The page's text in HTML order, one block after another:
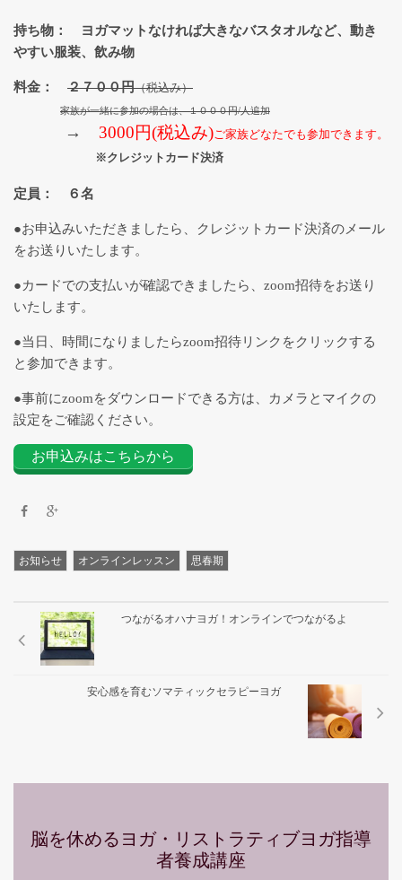
かなえるワーク
持ち物： ヨガマットなければ大きなバスタオルなど、動き
やすい服装、飲み物
料金： ２７００円（税込み）
家族が一緒に参加の場合は、１０００円/人追加
→ 3000円(税込み) ご家族どなたでも参加できます。
※クレジットカード決済
定員： ６名
●お申込みいただきましたら、クレジットカード決済のメール
をお送りいたします。
●カードでの支払いが確認できましたら、zoom招待をお送り
いたします。
●当日、時間になりましたらzoom招待リンクをクリックする
と参加できます。
●事前にzoomをダウンロードできる方は、カメラとマイクの
設定をご確認ください。
お申込みはこちらから
お知らせ オンラインレッスン 思春期
つながるオハナヨガ！オンラインでつながるよ
安心感を育むソマティックセラピーヨガ
脳を休めるヨガ・リストラティブヨガ指導
者養成講座